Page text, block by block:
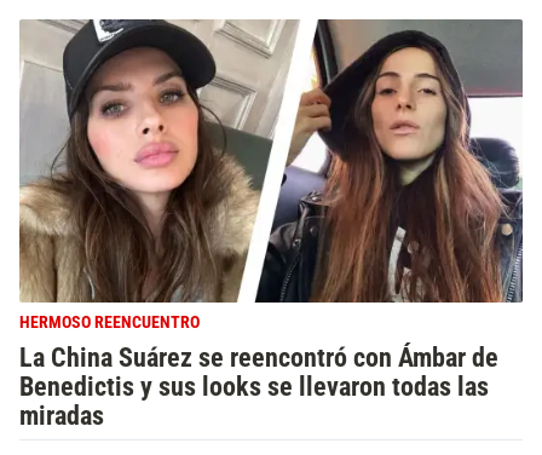
HERMOSO REENCUENTRO
La China Suárez se reencontró con Ámbar de
Benedictis y sus looks se llevaron todas las
miradas